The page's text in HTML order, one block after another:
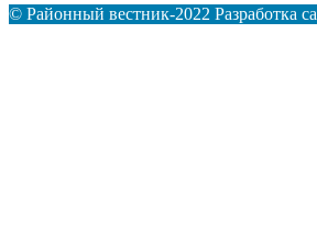
© Районный вестник-2022 Разработка